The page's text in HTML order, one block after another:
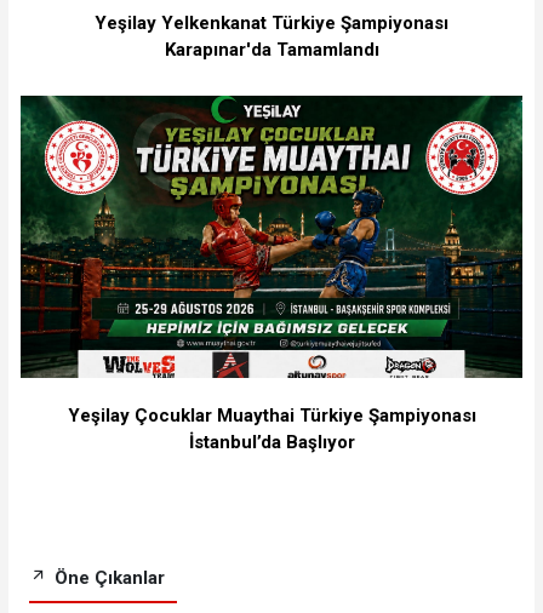
Yeşilay Yelkenkanat Türkiye Şampiyonası
Karapınar'da Tamamlandı
Yeşilay Çocuklar Muaythai Türkiye Şampiyonası
İstanbul’da Başlıyor
Öne Çıkanlar